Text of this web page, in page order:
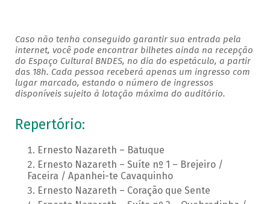
Caso não tenha conseguido garantir sua entrada pela
internet, você pode encontrar bilhetes ainda na recepção
do Espaço Cultural BNDES, no dia do espetáculo, a partir
das 18h. Cada pessoa receberá apenas um ingresso com
lugar marcado, estando o número de ingressos
disponíveis sujeito à lotação máxima do auditório.
Repertório:
Ernesto Nazareth – Batuque
Ernesto Nazareth – Suíte nº 1 – Brejeiro /
Faceira / Apanhei-te Cavaquinho
Ernesto Nazareth – Coração que Sente